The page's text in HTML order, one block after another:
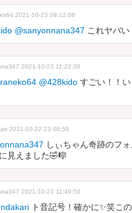
2021-10-23 09:12:08
@sanyonnana347 これヤバい
2021-10-23 11:22:30
@428kido すごい！！
2021-10-22 23:48:59
しぃちゃん奇跡のフ
見えました🤣🎼
2021-10-23 11:49:56
ト音記号！確かに✨笑こ